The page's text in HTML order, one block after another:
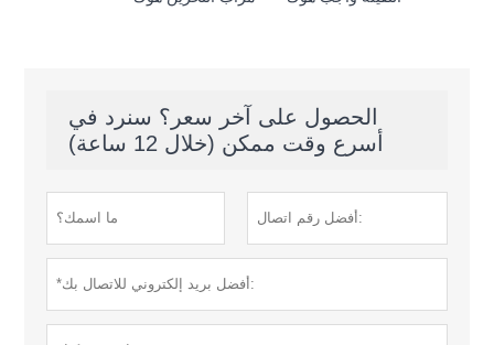
الحصول على آخر سعر؟ سنرد في
أسرع وقت ممكن (خلال 12 ساعة)